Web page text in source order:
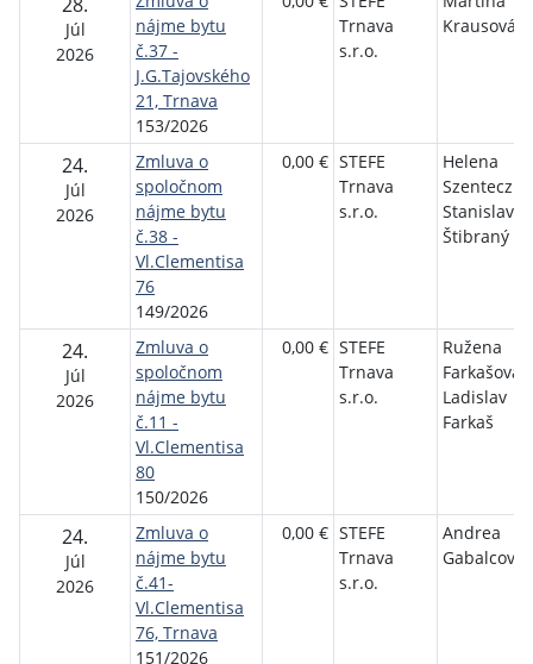
Júl
2026
nájme bytu
č.37 -
J.G.Tajovského
21, Trnava
153/2026
Trnava
s.r.o.
Krausová
24.
Júl
2026
Zmluva o
spoločnom
nájme bytu
č.38 -
Vl.Clementisa
76
149/2026
0,00 € STEFE
Trnava
s.r.o.
Helena
Szenteczká,
Stanislav
Štibraný
24.
Júl
2026
Zmluva o
spoločnom
nájme bytu
č.11 -
Vl.Clementisa
80
150/2026
0,00 € STEFE
Trnava
s.r.o.
Ružena
Farkašová,
Ladislav
Farkaš
24.
Júl
2026
Zmluva o
nájme bytu
č.41-
Vl.Clementisa
76, Trnava
151/2026
0,00 € STEFE
Trnava
s.r.o.
Andrea
Gabalcová